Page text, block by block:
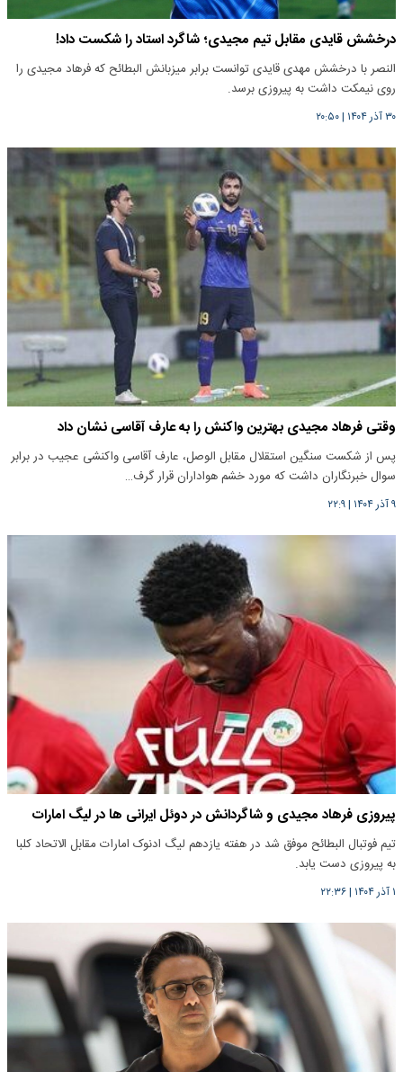
درخشش قایدی مقابل تیم مجیدی؛ شاگرد استاد را شکست داد!
النصر با درخشش مهدی قایدی توانست برابر میزبانش البطائح که فرهاد مجیدی را
روی نیمکت داشت به پیروزی برسد.
۳۰ آذر ۱۴۰۴ |۲۰:۵۰
وقتی فرهاد مجیدی بهترین واکنش را به عارف آقاسی نشان داد
پس از شکست سنگین استقلال مقابل الوصل، عارف آقاسی واکنشی عجیب در برابر
سوال خبرنگاران داشت که مورد خشم هواداران قرار گرف…
۹ آذر ۱۴۰۴ |۲۲:۹
پیروزی فرهاد مجیدی و شاگردانش در دوئل ایرانی ها در لیگ امارات
تیم فوتبال البطائح موفق شد در هفته یازدهم لیگ ادنوک امارات مقابل الاتحاد کلبا
به پیروزی دست یابد.
۱ آذر ۱۴۰۴ |۲۲:۳۶